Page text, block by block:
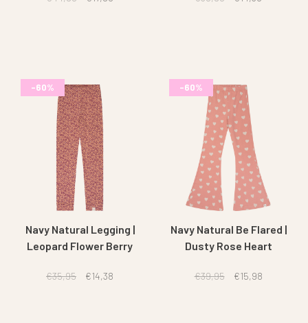
-60%
Navy Natural Legging |
Leopard Flower Berry
€35,95 €14,38
-60%
Navy Natural Be Flared |
Dusty Rose Heart
€39,95 €15,98